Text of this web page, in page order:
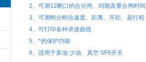
2、可测12断口的合分闸、同期及重合闸时间
3、可测刚分刚合速度、距离、开距、超行程
4、可打印各种录波曲线
5、*的保护功能
6、适用于多油 少油、真空 SF6开关